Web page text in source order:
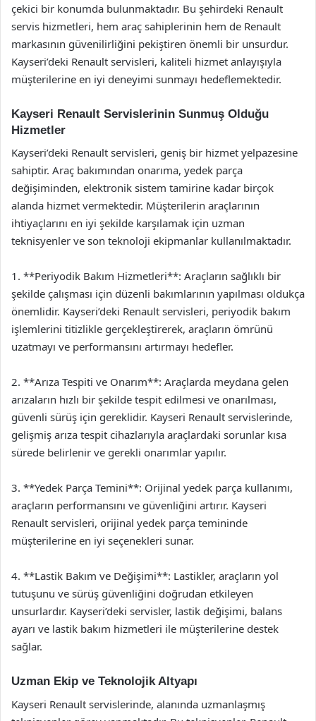
çekici bir konumda bulunmaktadır. Bu şehirdeki Renault
servis hizmetleri, hem araç sahiplerinin hem de Renault
markasının güvenilirliğini pekiştiren önemli bir unsurdur.
Kayseri’deki Renault servisleri, kaliteli hizmet anlayışıyla
müşterilerine en iyi deneyimi sunmayı hedeflemektedir.
Kayseri Renault Servislerinin Sunmuş Olduğu
Hizmetler
Kayseri’deki Renault servisleri, geniş bir hizmet yelpazesine
sahiptir. Araç bakımından onarıma, yedek parça
değişiminden, elektronik sistem tamirine kadar birçok
alanda hizmet vermektedir. Müşterilerin araçlarının
ihtiyaçlarını en iyi şekilde karşılamak için uzman
teknisyenler ve son teknoloji ekipmanlar kullanılmaktadır.
1. **Periyodik Bakım Hizmetleri**: Araçların sağlıklı bir
şekilde çalışması için düzenli bakımlarının yapılması oldukça
önemlidir. Kayseri’deki Renault servisleri, periyodik bakım
işlemlerini titizlikle gerçekleştirerek, araçların ömrünü
uzatmayı ve performansını artırmayı hedefler.
2. **Arıza Tespiti ve Onarım**: Araçlarda meydana gelen
arızaların hızlı bir şekilde tespit edilmesi ve onarılması,
güvenli sürüş için gereklidir. Kayseri Renault servislerinde,
gelişmiş arıza tespit cihazlarıyla araçlardaki sorunlar kısa
sürede belirlenir ve gerekli onarımlar yapılır.
3. **Yedek Parça Temini**: Orijinal yedek parça kullanımı,
araçların performansını ve güvenliğini artırır. Kayseri
Renault servisleri, orijinal yedek parça temininde
müşterilerine en iyi seçenekleri sunar.
4. **Lastik Bakım ve Değişimi**: Lastikler, araçların yol
tutuşunu ve sürüş güvenliğini doğrudan etkileyen
unsurlardır. Kayseri’deki servisler, lastik değişimi, balans
ayarı ve lastik bakım hizmetleri ile müşterilerine destek
sağlar.
Uzman Ekip ve Teknolojik Altyapı
Kayseri Renault servislerinde, alanında uzmanlaşmış